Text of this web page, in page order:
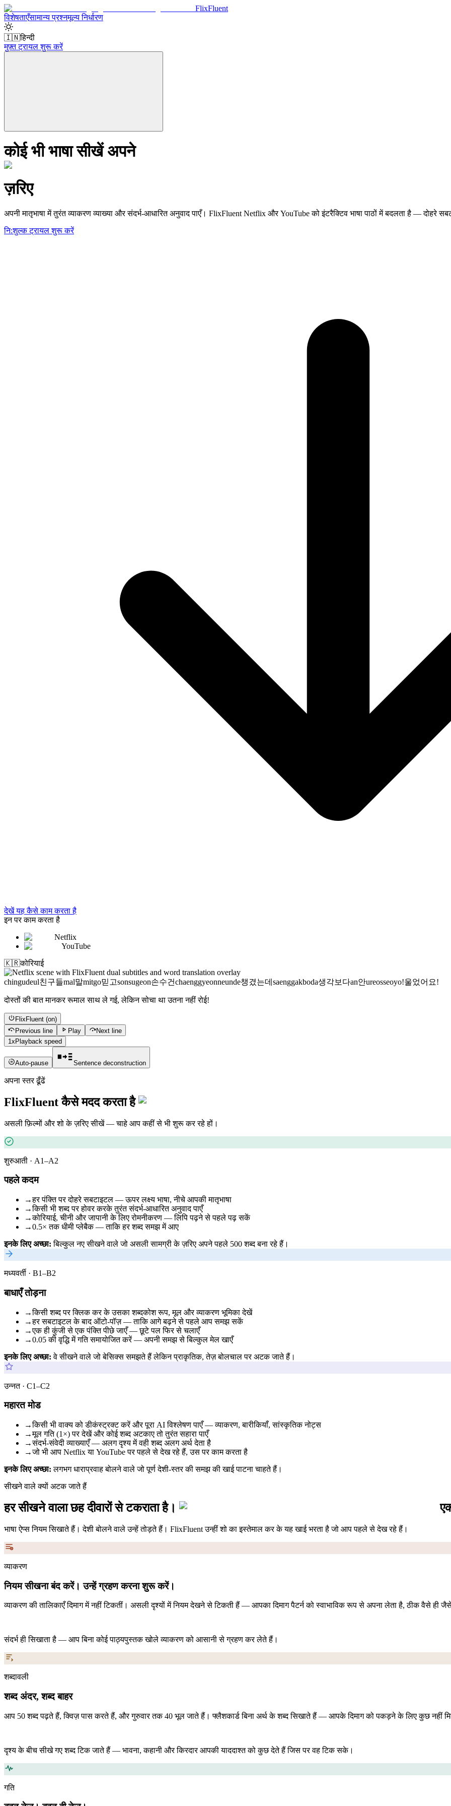
FlixFluent
विशेषताएँसामान्य प्रश्नमूल्य निर्धारण
🇮🇳हिन्दी
मुफ़्त ट्रायल शुरू करें
कोई भी भाषा सीखें अपने
ज़रिए
अपनी मातृभाषा में तुरंत व्याकरण व्याख्या और संदर्भ-आधारित अनुवाद पाएँ। FlixFluent Netflix और YouTube को इंटरैक्टिव भाषा पाठों में बदलता है —
नि:शुल्क ट्रायल शुरू करें
देखें यह कैसे काम करता है
इन पर काम करता है
Netflix
YouTube
🇰🇷कोरियाई
chingudeul친구들mal말mitgo믿고sonsugeon손수건chaenggyeonneunde챙겼는데 saenggakboda생각보다an안ureosseoyo!울었어요!
दोस्तों की बात मानकर रूमाल साथ ले गई, लेकिन सोचा था उतना नहीं रोई!
FlixFluent (on)
Previous line
Play
Next line
1x Playback speed
Auto-pause Sentence deconstruction
अपना स्तर ढूँढें
FlixFluent कैसे मदद करता है
असली फ़िल्मों और शो के ज़रिए सीखें — चाहे आप कहीं से भी शुरू कर रहे हों।
शुरुआती · A1–A2
पहले कदम
→हर पंक्ति पर दोहरे सबटाइटल — ऊपर लक्ष्य भाषा, नीचे आपकी मातृभाषा
→किसी भी शब्द पर होवर करके तुरंत संदर्भ-आधारित अनुवाद पाएँ
→कोरियाई, चीनी और जापानी के लिए रोमनीकरण — लिपि पढ़ने से पहले पढ़ सकें
→0.5× तक धीमी प्लेबैक — ताकि हर शब्द समझ में आए
इनके लिए अच्छा: बिल्कुल नए सीखने वाले जो असली सामग्री के ज़रिए अपने पहले 500 शब्द बना रहे हैं।
मध्यवर्ती · B1–B2
बाधाएँ तोड़ना
→किसी शब्द पर क्लिक कर के उसका शब्दकोश रूप, मूल और व्याकरण भूमिका देखें
→हर सबटाइटल के बाद ऑटो-पॉज़ — ताकि आगे बढ़ने से पहले आप समझ सकें
→एक ही कुंजी से एक पंक्ति पीछे जाएँ — छूटे पल फिर से चलाएँ
→0.05 की वृद्धि में गति समायोजित करें — अपनी समझ से बिल्कुल मेल खाएँ
इनके लिए अच्छा: वे सीखने वाले जो बेसिक्स समझते हैं लेकिन प्राकृतिक, तेज़ बोलचाल पर अटक जाते हैं।
उन्नत · C1–C2
महारत मोड
→किसी भी वाक्य को डीकंस्ट्रक्ट करें और पूरा AI विश्लेषण पाएँ — व्याकरण, बारीकियाँ, सांस्कृतिक नोट्स
→मूल गति (1×) पर देखें और कोई शब्द अटकाए तो तुरंत सहारा पाएँ
→संदर्भ-संवेदी व्याख्याएँ — अलग दृश्य में वही शब्द अलग अर्थ देता है
→जो भी आप Netflix या YouTube पर पहले से देख रहे हैं, उस पर काम करता है
इनके लिए अच्छा: लगभग धाराप्रवाह बोलने वाले जो पूर्ण देशी-स्तर की समझ की खाई पाटना चाहते हैं।
सीखने वाले क्यों अटक जाते हैं
हर सीखने वाला छह दीवारों से टकराता है।
भाषा ऐप्स नियम सिखाते हैं। देशी बोलने वाले उन्हें तोड़ते हैं। FlixFluent उन्हीं शो का इस्तेमाल कर के यह खाई भरता है जो आप पहले से देख रहे हैं।
व्याकरण
नियम सीखना बंद करें। उन्हें ग्रहण करना शुरू करें।
व्याकरण की तालिकाएँ दिमाग में नहीं टिकतीं। असली दृश्यों में नियम देखने से टिकती हैं — आपका दिमाग पैटर्न को स्वाभाविक रूप से अपना लेता है, ठीक वैसे ही
संदर्भ ही सिखाता है — आप बिना कोई पाठ्यपुस्तक खोले व्याकरण को आसानी से ग्रहण कर लेते हैं।
शब्दावली
शब्द अंदर, शब्द बाहर
आप 50 शब्द पढ़ते हैं, क्विज़ पास करते हैं, और गुरुवार तक 40 भूल जाते हैं। फ्लैशकार्ड बिना अर्थ के शब्द सिखाते हैं — आपके दिमाग को पकड़ने के लिए कुछ नहीं
दृश्य के बीच सीखे गए शब्द टिक जाते हैं — भावना, कहानी और किरदार आपकी याददाश्त को कुछ देते हैं जिस पर वह टिक सके।
गति